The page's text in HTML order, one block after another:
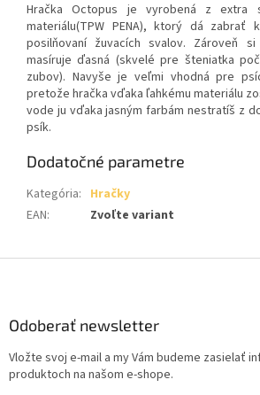
Hračka Octopus je vyrobená z extra
materiálu(TPW PENA), ktorý dá zabrať
posilňovaní žuvacích svalov. Zároveň
masíruje ďasná (skvelé pre šteniatka
zubov). Navyše je veľmi vhodná pre
pretože hračka vďaka ľahkému materiálu
vode ju vďaka jasným farbám nestratíš z
psík.
Dodatočné parametre
Kategória: Hračky
EAN: Zvoľte variant
Odoberať newsletter
Vložte svoj e-mail a my Vám budeme zasielať
produktoch na našom e-shope.